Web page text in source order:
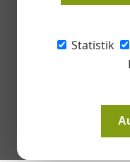
Statistik
Für das Holz-,
vom Bohrer über
Zukunftsthemen